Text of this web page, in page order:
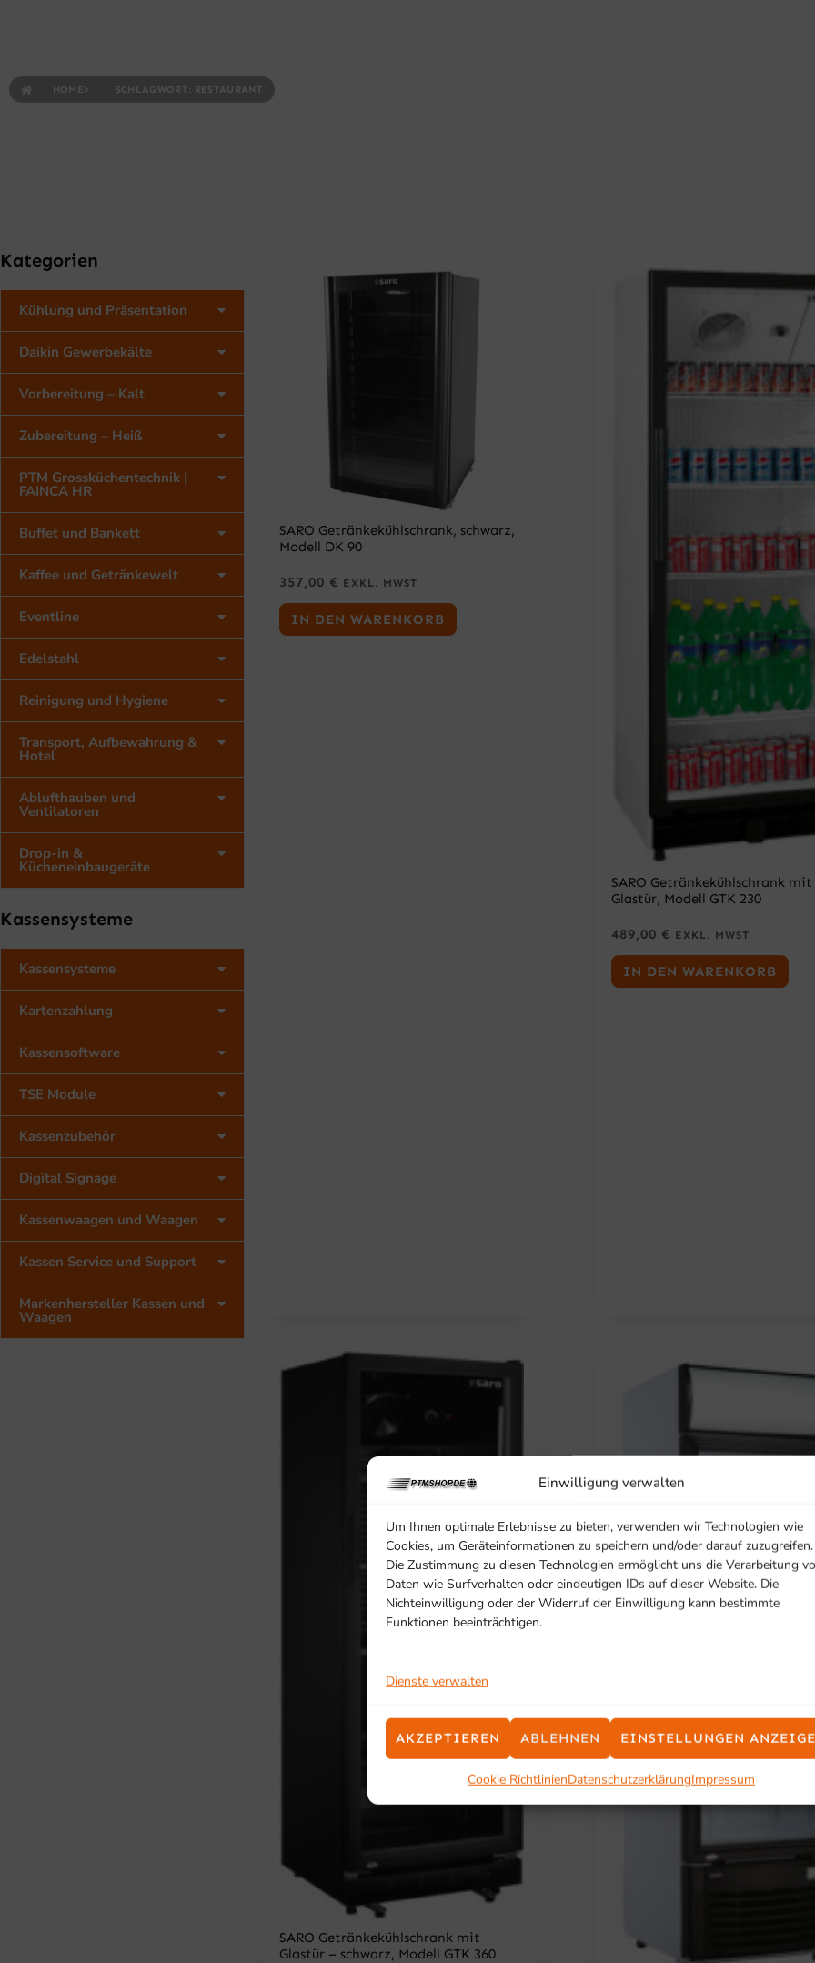
Einwilligung verwalten
Um Ihnen optimale Erlebnisse zu bieten, verwenden wir Technologien wie
Cookies, um Geräteinformationen zu speichern und/oder darauf zuzugreifen.
Die Zustimmung zu diesen Technologien ermöglicht uns die Verarbeitung
Daten wie Surfverhalten oder eindeutigen IDs auf dieser Website. Die
Nichteinwilligung oder der Widerruf der Einwilligung kann bestimmte
Funktionen beeinträchtigen.
Dienste verwalten
AKZEPTIEREN ABLEHNEN EINSTELLUNGEN
Cookie RichtlinienDatenschutzerklärungImpressum
HOME SCHLAGWORT: RESTAURANT
Kategorien
Kühlung und Präsentation
Daikin Gewerbekälte
Vorbereitung – Kalt
Zubereitung – Heiß
PTM Grossküchentechnik |
FAINCA HR
Buffet und Bankett
Kaffee und Getränkewelt
Eventline
Edelstahl
Reinigung und Hygiene
Transport, Aufbewahrung &
Hotel
Ablufthauben und
Ventilatoren
Drop-in &
Kücheneinbaugeräte
Kassensysteme
Kassensysteme
Kartenzahlung
Kassensoftware
TSE Module
Kassenzubehör
Digital Signage
Kassenwaagen und Waagen
Kassen Service und Support
Markenhersteller Kassen und
Waagen
SARO Getränkekühlschrank, schwarz,
Modell DK 90
357,00 € EXKL. MWST
IN DEN WARENKORB
SARO Getränkekühlschrank mit
Glastür, Modell GTK 230
489,00 € EXKL. MWST
IN DEN WARENKORB
SARO Getränkekühlschrank mit
Glastür – schwarz, Modell GTK 360
Seite Seite Seite